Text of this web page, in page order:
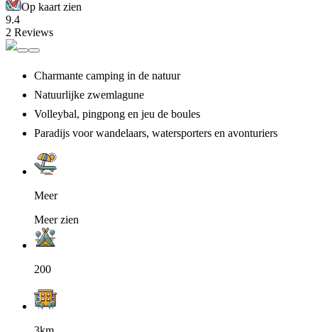
Op kaart zien
9.4
2 Reviews
Charmante camping in de natuur
Natuurlijke zwemlagune
Volleybal, pingpong en jeu de boules
Paradijs voor wandelaars, watersporters en avonturiers
Meer
Meer zien
200